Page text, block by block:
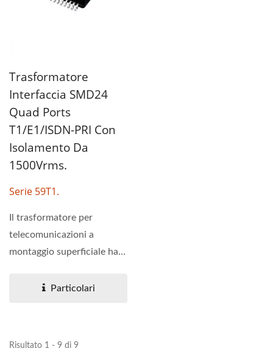
Trasformatore
Interfaccia SMD24
Quad Ports
T1/E1/ISDN-PRI Con
Isolamento Da
1500Vrms.
Serie 59T1.
Il trasformatore per
telecomunicazioni a
montaggio superficiale ha
doppia...
Particolari
Risultato 1 - 9 di 9